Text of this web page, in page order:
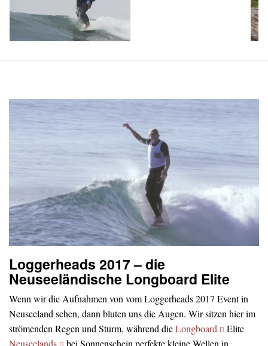
Loggerheads 2017 – die
Neuseeländische Longboard Elite
Wenn wir die Aufnahmen von vom Loggerheads 2017 Event in
Neuseeland sehen, dann bluten uns die Augen. Wir sitzen hier im
strömenden Regen und Sturm, während dieLongboard
Elite
Neuseelands
bei Sonnenschein perfekte kleine Wellen in